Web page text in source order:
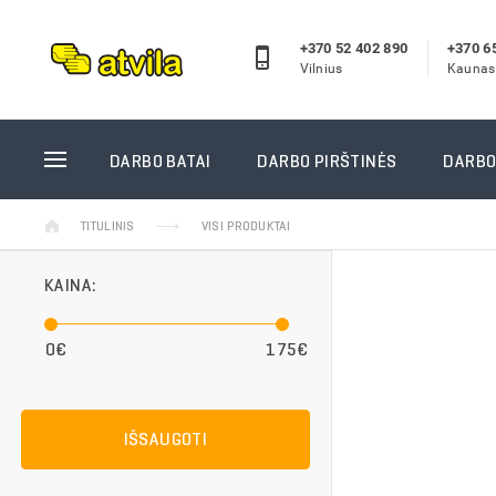
+370 52 402 890
Vilnius
+370
Kaunas
DARBO BATAI DARBO PIRŠTINĖS
DARBO BATAI
Guminiai batai
Žieminiai darbo batai
Laisvalaikio batai
DARBO
TITULINIS VISI PRODUKTAI
KAINA:
0€ 175€
IŠSAUGOTI